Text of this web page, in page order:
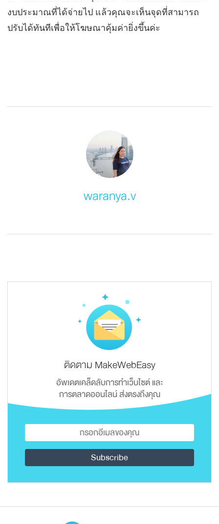
งบประมาณที่ได้จ่ายไป แล้วคุณจะเห็นจุดที่สามารถ
ปรับได้ทันทีเพื่อให้โฆษณาคุ้มค่ายิ่งขึ้นค่ะ
waranya.v
ติดตาม MakeWebEasy
อัพเดตเคล็ดลับการทำเว็บไซต์ และ
การตลาดออนไลน์ ส่งตรงถึงคุณ